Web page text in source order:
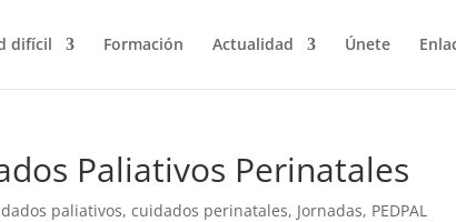
difícil Formación Actualidad Únete
Paliativos Perinatales
paliativos,cuidados perinatales, Jornadas, PEDPAL